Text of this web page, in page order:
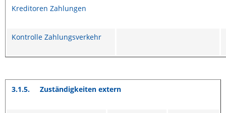
Kreditoren Zahlungen
Kontrolle Zahlungsverkehr
3.1.5. Zuständigkeiten extern